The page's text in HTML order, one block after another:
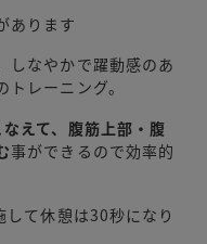
あります
しなやかで躍動感のあ
レーニング。
えて、腹筋上部・腹
事ができるので効率的
て休憩は30秒になり